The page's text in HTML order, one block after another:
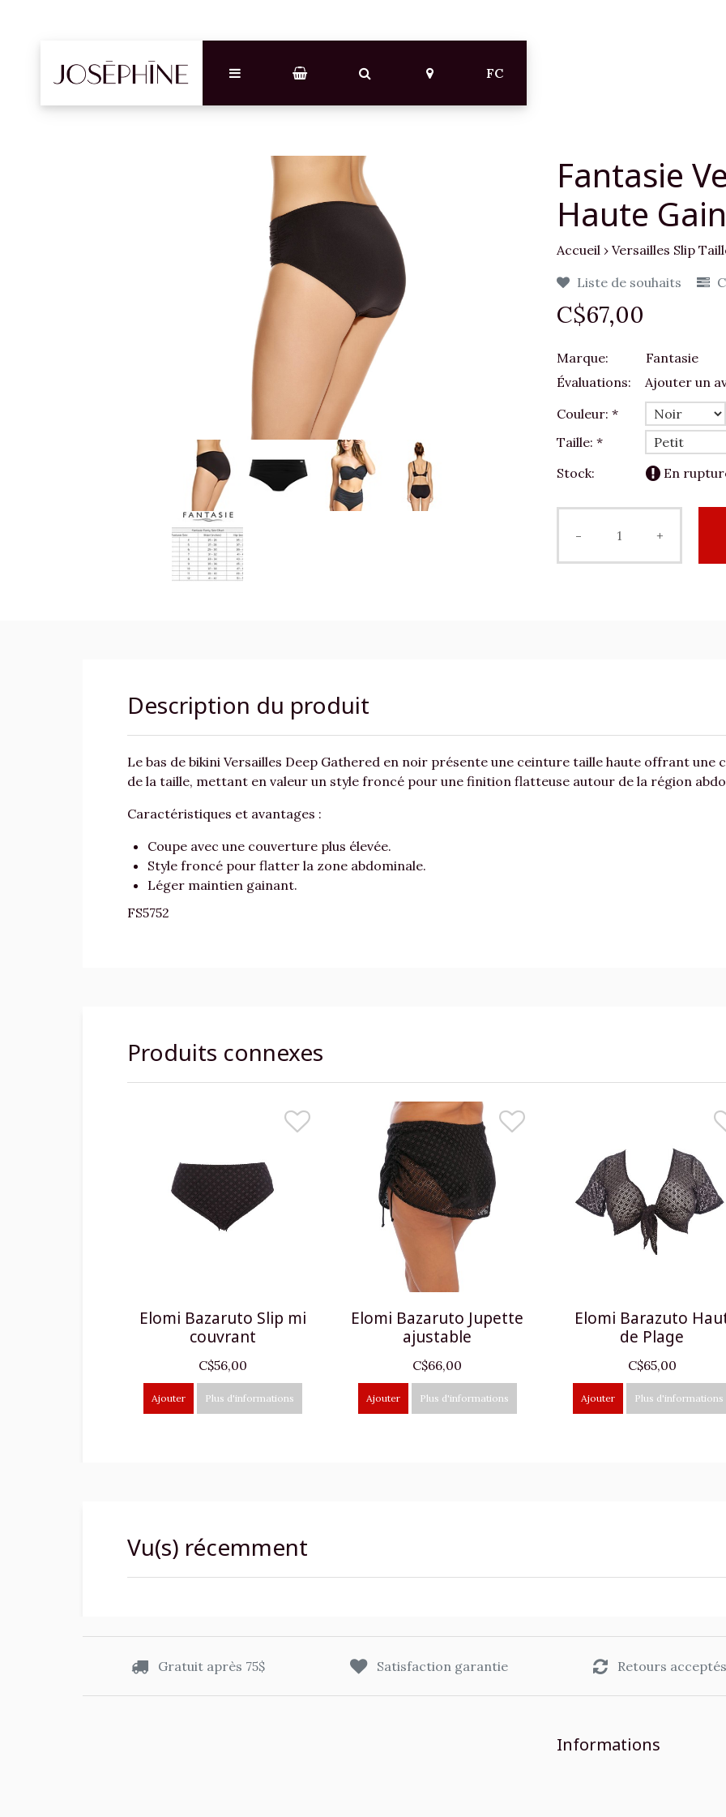
FC
Fantasie
Haute
Accueil › Versailles Slip
Liste de souhaits
C$67,00
Marque:
Fantasie
Évaluations:
Ajouter un
Couleur: *
Taille: *
Stock:
En
- +
Description du produit
Le bas de bikini Versailles Deep Gathered en noir présente une ceinture taille haute offrant une
de la taille, mettant en valeur un style froncé pour une finition flatteuse autour de la région
Caractéristiques et avantages :
Coupe avec une couverture plus élevée.
Style froncé pour flatter la zone abdominale.
Léger maintien gainant.
FS5752
Produits connexes
Elomi Bazaruto Slip mi
couvrant
C$56,00
Ajouter Plus d'informations
Elomi Bazaruto Jupette
ajustable
C$66,00
Ajouter Plus d'informations
Elomi Barazuto
de Plage
C$65,00
Ajouter Plus d'informations
Vu(s) récemment
Gratuit après 75$ Satisfaction garantie Retours acceptés
Informations